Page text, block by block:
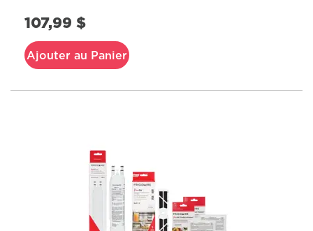
107,99 $
Ajouter au Panier